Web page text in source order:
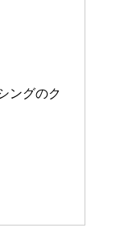
ングのク